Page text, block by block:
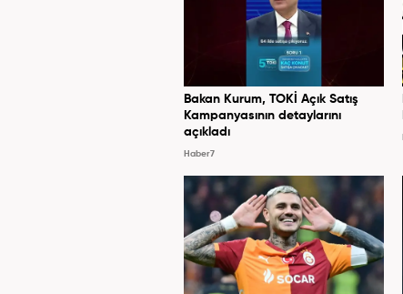
Bakan Kurum, TOKİ Açık Satış
Kampanyasının detaylarını
açıkladı
Haber7